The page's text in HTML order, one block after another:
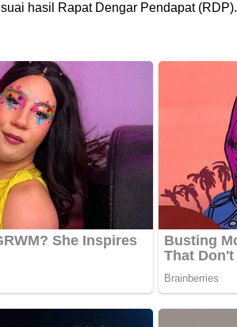
hasil Rapat Dengar Pendapat (RDP).